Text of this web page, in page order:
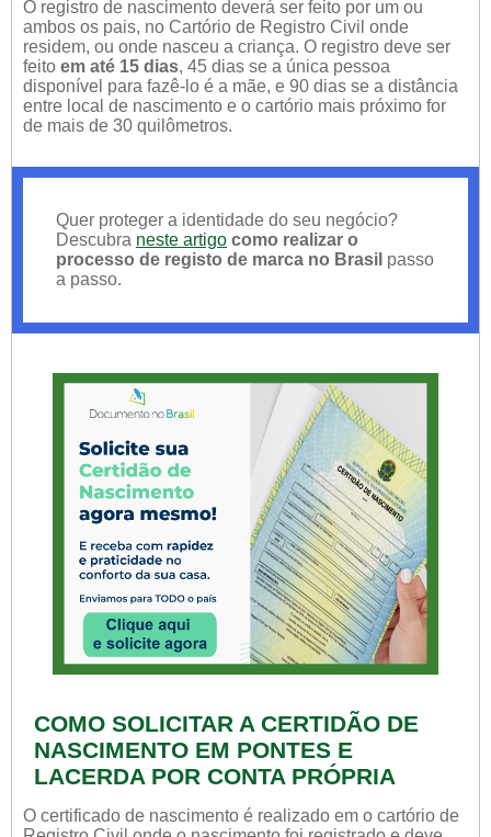
O registro de nascimento deverá ser feito por um ou
ambos os pais, no Cartório de Registro Civil onde
residem, ou onde nasceu a criança. O registro deve ser
feito em até 15 dias, 45 dias se a única pessoa
disponível para fazê-lo é a mãe, e 90 dias se a distância
entre local de nascimento e o cartório mais próximo for
de mais de 30 quilômetros.
Quer proteger a identidade do seu negócio?
Descubra neste artigo como realizar o
processo de registo de marca no Brasil passo
a passo.
COMO SOLICITAR A CERTIDÃO DE
NASCIMENTO EM PONTES E
LACERDA POR CONTA PRÓPRIA
O certificado de nascimento é realizado em o cartório de